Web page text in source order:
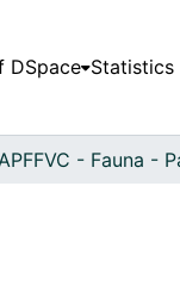
DSpace Statistics